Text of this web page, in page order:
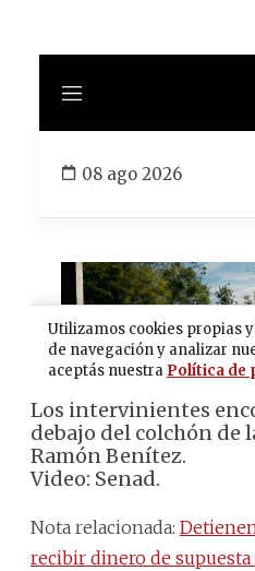
Los intervinientes
debajo del colchón de
Ramón Benítez.
Video: Senad.
Nota relacionada:
recibir dinero de supuesta